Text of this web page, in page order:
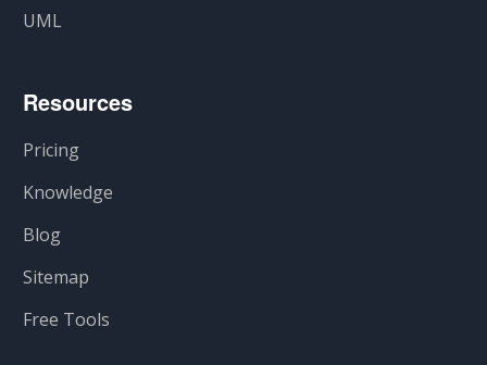
UML
Resources
Pricing
Knowledge
Blog
Sitemap
Free Tools